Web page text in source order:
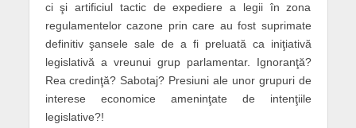
ci şi artificiul tactic de expediere a legii în zona
regulamentelor cazone prin care au fost suprimate
definitiv şansele sale de a fi preluată ca iniţiativă
legislativă a vreunui grup parlamentar. Ignoranţă?
Rea credinţă? Sabotaj? Presiuni ale unor grupuri de
interese economice ameninţate de intenţiile
legislative?!